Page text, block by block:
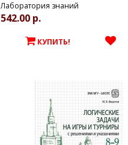
Лаборатория знаний
542.00 р.
КУПИТЬ!